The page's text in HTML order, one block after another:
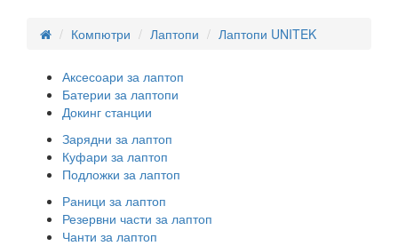
Компютри Лаптопи Лаптопи UNITEK
Аксесоари за лаптоп
Батерии за лаптопи
Докинг станции
Зарядни за лаптоп
Куфари за лаптоп
Подложки за лаптоп
Раници за лаптоп
Резервни части за лаптоп
Чанти за лаптоп